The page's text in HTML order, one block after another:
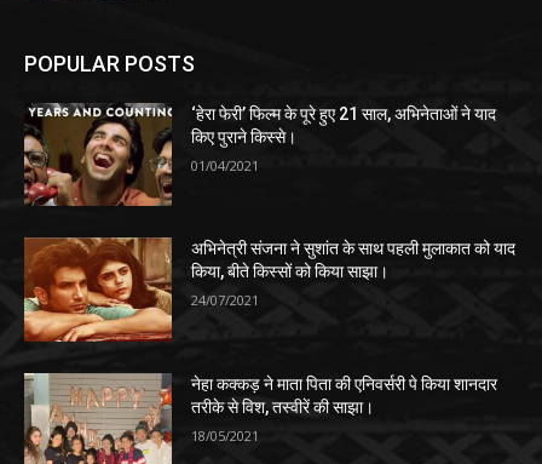
POPULAR POSTS
‘हेरा फेरी’ फिल्म के पूरे हुए 21 साल, अभिनेताओं ने याद
किए पुराने किस्से।
01/04/2021
अभिनेत्री संजना ने सुशांत के साथ पहली मुलाकात को याद
किया, बीते किस्सों को किया साझा।
24/07/2021
नेहा कक्कड़ ने माता पिता की एनिवर्सरी पे किया शानदार
तरीके से विश, तस्वीरें की साझा।
18/05/2021